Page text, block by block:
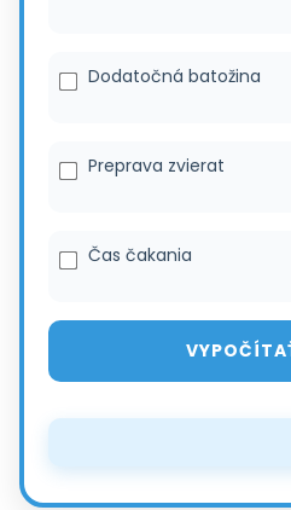
Dodatočná batožina
Preprava zvierat
Čas čakania